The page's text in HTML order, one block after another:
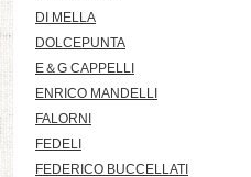
DI MELLA
DOLCEPUNTA
E＆G CAPPELLI
ENRICO MANDELLI
FALORNI
FEDELI
FEDERICO BUCCELLATI